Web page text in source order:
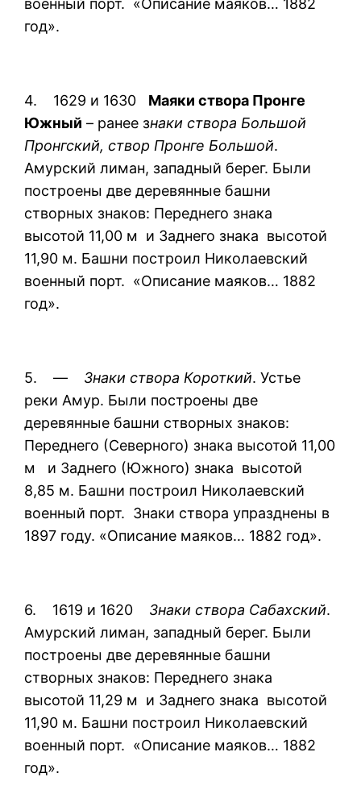
военный порт. «Описание маяков… 1882
год».
4. 1629 и 1630 Маяки створа Пронге
Южный – ранее знаки створа Большой
Пронгский, створ Пронге Большой.
Амурский лиман, западный берег. Были
построены две деревянные башни
створных знаков: Переднего знака
высотой 11,00 м и Заднего знака высотой
11,90 м. Башни построил Николаевский
военный порт. «Описание маяков… 1882
год».
5. — Знаки створа Короткий. Устье
реки Амур. Были построены две
деревянные башни створных знаков:
Переднего (Северного) знака высотой 11,00
м и Заднего (Южного) знака высотой
8,85 м. Башни построил Николаевский
военный порт. Знаки створа упразднены в
1897 году. «Описание маяков… 1882 год».
6. 1619 и 1620 Знаки створа Сабахский.
Амурский лиман, западный берег. Были
построены две деревянные башни
створных знаков: Переднего знака
высотой 11,29 м и Заднего знака высотой
11,90 м. Башни построил Николаевский
военный порт. «Описание маяков… 1882
год».